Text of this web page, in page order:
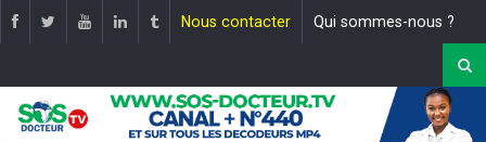
Nous contacter Qui sommes-nous ?